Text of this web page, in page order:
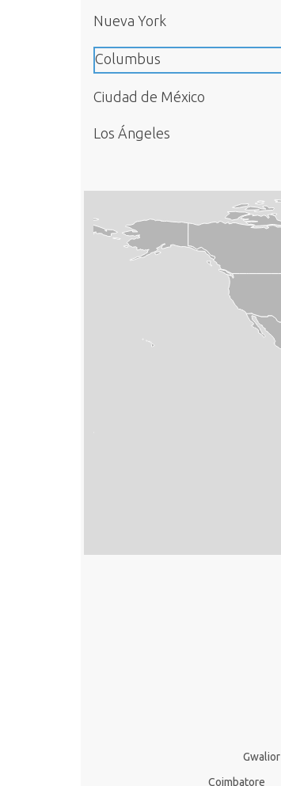
Nueva York
Columbus
Ciudad de México
Los Ángeles
Coimbatore
Gwalior